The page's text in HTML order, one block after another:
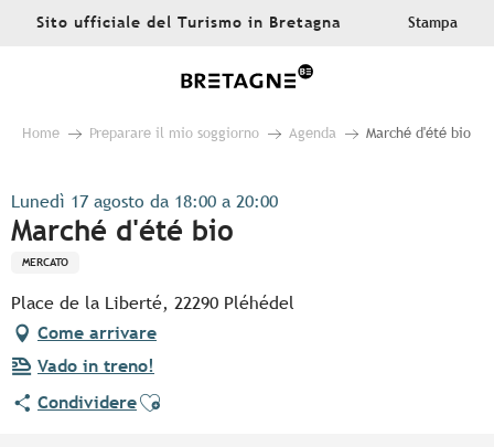
AllerSito ufficiale del Turismo in Bretagna Stampa
Home Preparare il mio soggiorno Agenda Marché d'été bio
Lunedì 17 agosto da 18:00 a 20:00
Marché d'été bio
MERCATO
Place de la Liberté, 22290 Pléhédel
Come arrivare
Vado in treno!
CondividereAjouter aux favoris